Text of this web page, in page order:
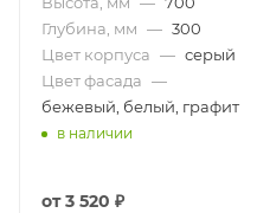
Глубина, мм — 300
Цвет корпуса — серый
Цвет фасада —
бежевый, белый, графит
в наличии
от3 520 ₽